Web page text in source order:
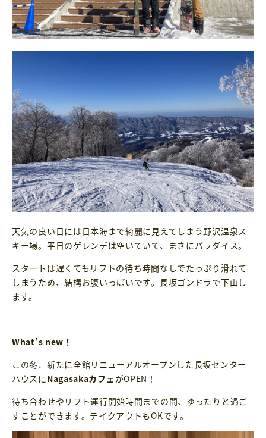
天気の良い日には日本海まで綺麗に見えてしまう野沢温泉ス
キー場。平日のゲレンデは空いていて、まさにパラダイス。
スタートは遅くてもリフトの待ち時間なしでたっぷり滑れて
しまうため、結構お腹いっぱいです。長坂ゴンドラで下山し
ます。
What’s new！
この冬、新たに全館リニューアルオープンした長坂センター
ハウスにNagasakaカフェ がOPEN！
待ち合わせやリフト運行開始時間までの間、ゆったりと過ご
すことができます。テイクアウトもOKです。